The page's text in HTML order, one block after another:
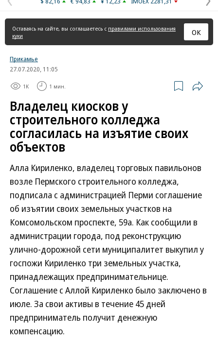
Предыдущая
страница
Оставаясь на сайте, вы соглашаетесь с правилами использования
куки
ОК
Прикамье
27.07.2020, 11:05
1K 1 мин.
Владелец киосков у
строительного колледжа
согласилась на изъятие своих
объектов
Алла Кириленко, владелец торговых павильонов
возле Пермского строительного колледжа,
подписала с администрацией Перми соглашение
об изъятии своих земельных участков на
Комсомольском проспекте, 59а. Как сообщили в
администрации города, под реконструкцию
улично-дорожной сети муниципалитет выкупил у
госпожи Кириленко три земельных участка,
принадлежащих предпринимательнице.
Соглашение с Аллой Кириленко было заключено в
июле. За свои активы в течение 45 дней
предприниматель получит денежную
компенсацию.